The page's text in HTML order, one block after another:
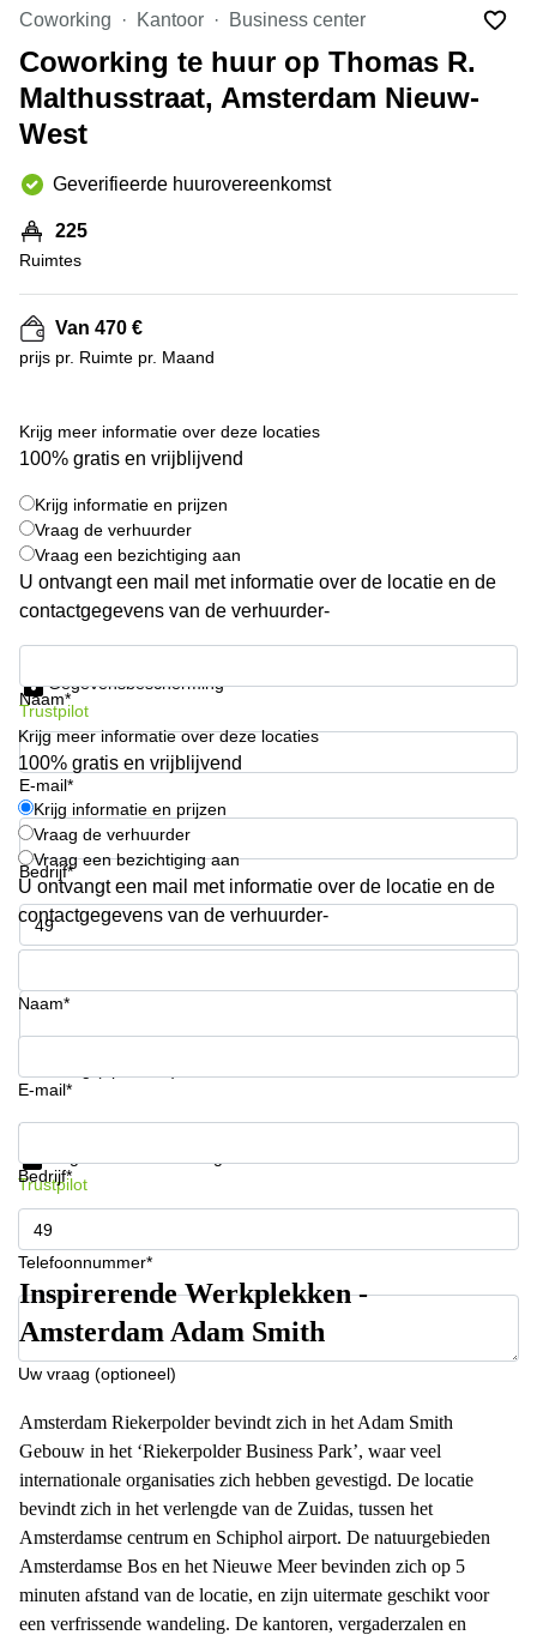
Hengelo
Hilversum
Hoofddorp
Deventer
Rotterdam
Tiel
Tilburg
Amsterdam
Westpoort
Bodegraven-
Reeuwijk
Business
center
Arnhem
center
Amsterdam
Westpoort
Business
Business
center
Coworking
space
Coworking
Arnhem
Kantoorruimte
in Arnhem
Hilversum
Coworking
space
Zwolle
Coworking
Haarlem
Kantoor
Huren
in
Hengelo
Bedrijfsruimte
Huren in
Nijmegen
Coworking Kantoor Business center
Coworking te huur op Thomas R.
Malthusstraat, Amsterdam Nieuw-
West
Geverifieerde huurovereenkomst
225
Ruimtes
Van 470 €
prijs pr. Ruimte pr. Maand
Krijg meer informatie over deze locaties
100% gratis en vrijblijvend
Krijg informatie en prijzen
Vraag de verhuurder
Vraag een bezichtiging aan
U ontvangt een mail met informatie over de locatie en de
contactgegevens van de verhuurder-
Naam*
E-mail*
Bedrijf*
Telefoonnummer*
Gegevensbescherming
Trustpilot
Krijg meer informatie over deze locaties
100% gratis en vrijblijvend
Krijg informatie en prijzen
Vraag de verhuurder
Vraag een bezichtiging aan
U ontvangt een mail met informatie over de locatie en de
contactgegevens van de verhuurder-
Naam*
E-mail*
Bedrijf*
Telefoonnummer*
Uw vraag (optioneel)
Krijg informatie en prijzen
Trustpilot
Inspirerende Werkplekken -
Amsterdam Adam Smith
Amsterdam Riekerpolder bevindt zich in het Adam Smith
Gebouw in het ‘Riekerpolder Business Park’, waar veel
internationale organisaties zich hebben gevestigd. De locatie
bevindt zich in het verlengde van de Zuidas, tussen het
Amsterdamse centrum en Schiphol airport. De natuurgebieden
Amsterdamse Bos en het Nieuwe Meer bevinden zich op 5
minuten afstand van de locatie, en zijn uitermate geschikt voor
een verfrissende wandeling. De kantoren, vergaderzalen en